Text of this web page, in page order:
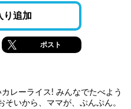
り追加
ポスト
レーライス! みんなでたべよう
そいから、ママが、ぷんぷん。